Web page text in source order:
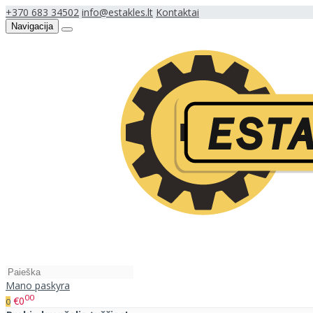
+370 683 34502 info@estakles.lt Kontaktai
Navigacija
Mano paskyra
0 €000